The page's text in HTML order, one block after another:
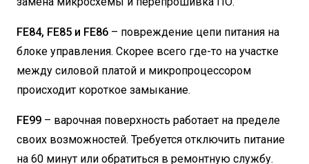
FE84, FE85 и FE86 – повреждение цепи питания на
блоке управления. Скорее всего где-то на участке
между силовой платой и микропроцессором
происходит короткое замыкание.
FE99 – варочная поверхность работает на пределе
своих возможностей. Требуется отключить питание
на 60 минут или обратиться в ремонтную службу.